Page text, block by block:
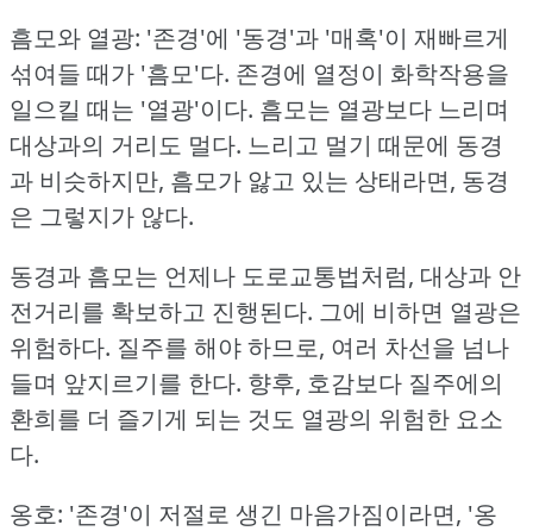
흠모와 열광: '존경'에 '동경'과 '매혹'이 재빠르게
섞여들 때가 '흠모'다. 존경에 열정이 화학작용을
일으킬 때는 '열광'이다. 흠모는 열광보다 느리며
대상과의 거리도 멀다. 느리고 멀기 때문에 동경
과 비슷하지만, 흠모가 앓고 있는 상태라면, 동경
은 그렇지가 않다.
동경과 흠모는 언제나 도로교통법처럼, 대상과 안
전거리를 확보하고 진행된다. 그에 비하면 열광은
위험하다. 질주를 해야 하므로, 여러 차선을 넘나
들며 앞지르기를 한다. 향후, 호감보다 질주에의
환희를 더 즐기게 되는 것도 열광의 위험한 요소
다.
옹호: '존경'이 저절로 생긴 마음가짐이라면, '옹